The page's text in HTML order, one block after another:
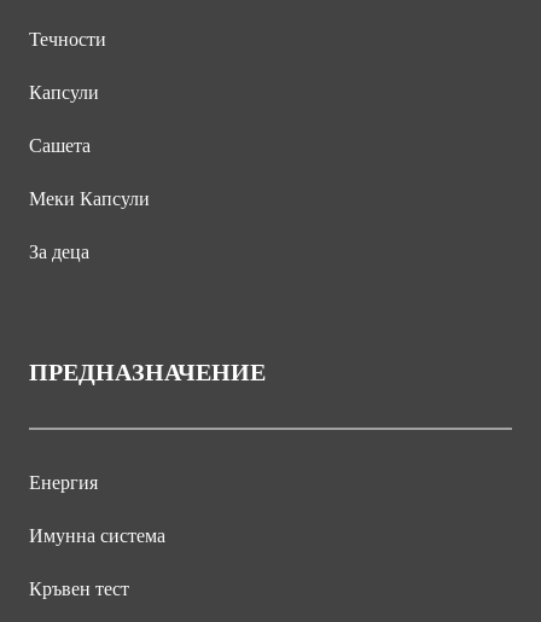
Течности
Капсули
Сашета
Меки Капсули
За деца
ПРЕДНАЗНАЧЕНИЕ
Енергия
Имунна система
Кръвен тест